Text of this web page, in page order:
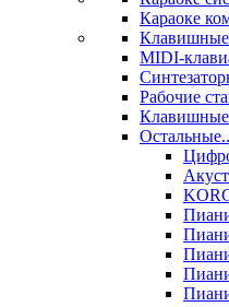
Караоке
MIDI-
Рабочие